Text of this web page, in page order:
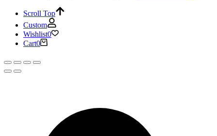
Scroll Top
Custom
Wishlist0
Cart0